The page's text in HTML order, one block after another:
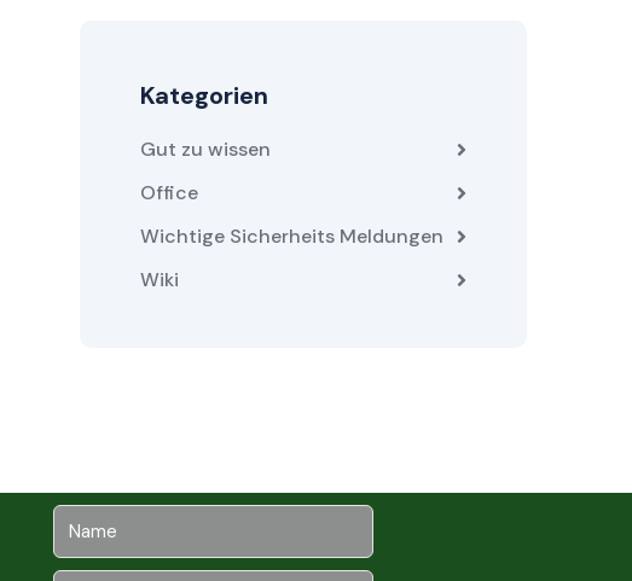
Kategorien
Gut zu wissen
Office
Wichtige Sicherheits Meldungen
Wiki